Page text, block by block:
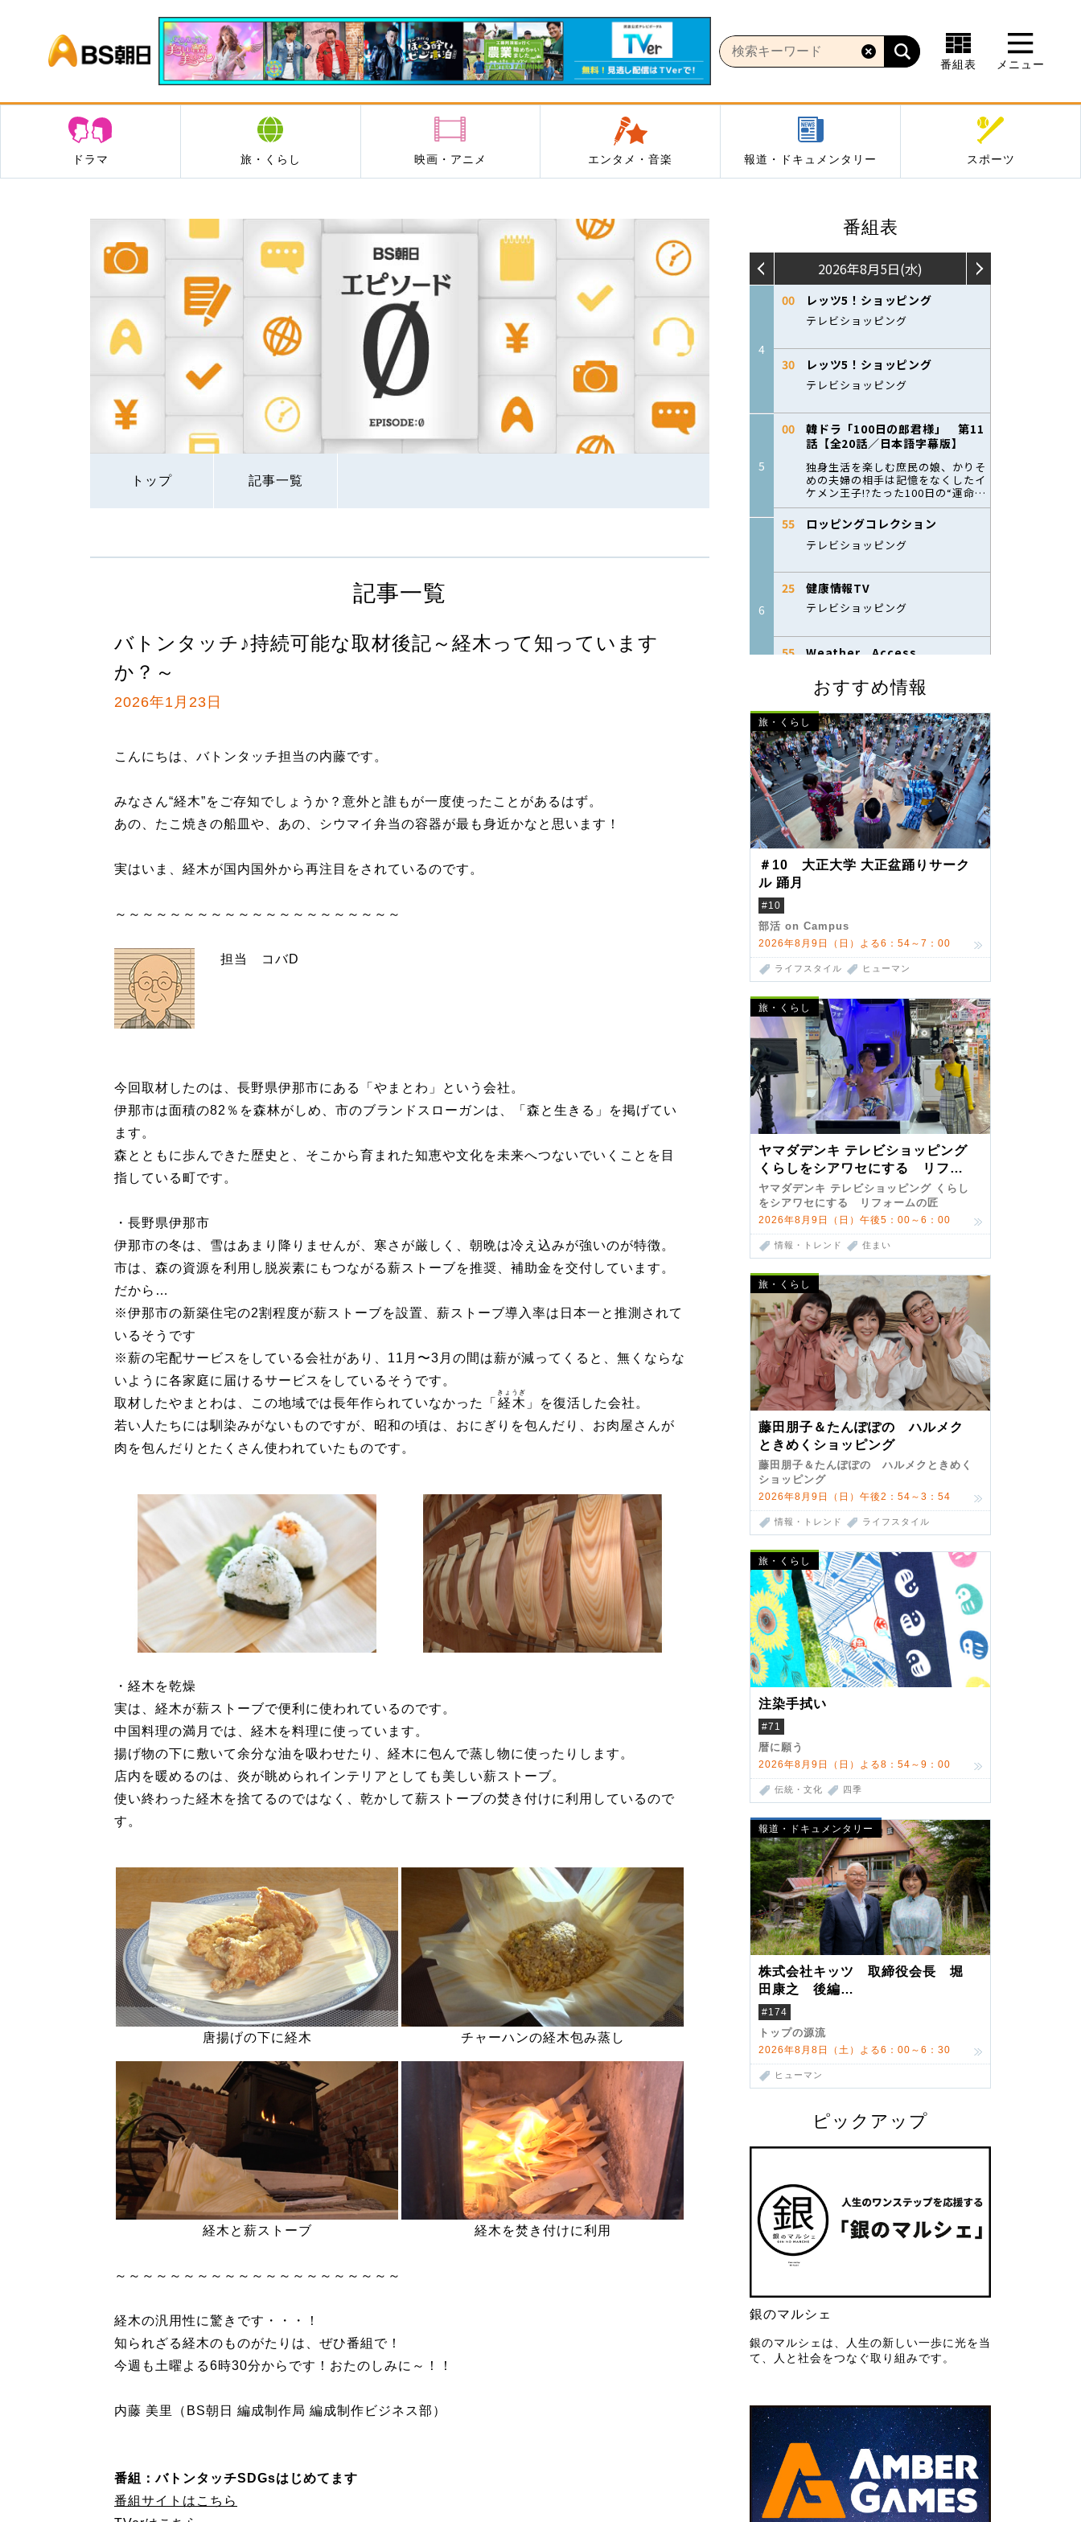
BS朝日
番組表 メニュー
ドラマ 旅・くらし 映画・アニメ エンタメ・音楽 報道・ドキュメンタリー スポーツ
トップ 記事一覧
番組表
おすすめ情報
旅・くらし
＃10 大正大学 大正盆踊りサーク
ル 踊月
#10
部活 on Campus
2026年8月9日（日）よる6：54～7：00
ライフスタイル ヒューマン
旅・くらし
ヤマダデンキ テレビショッピング
くらしをシアワセにする リフォ
ームの匠 第7弾
ヤマダデンキ テレビショッピング くらし
をシアワセにする リフォームの匠
2026年8月9日（日）午後5：00～6：00
情報・トレンド 住まい
旅・くらし
藤田朋子＆たんぽぽの ハルメク
ときめくショッピング
藤田朋子＆たんぽぽの ハルメクときめく
ショッピング
2026年8月9日（日）午後2：54～3：54
情報・トレンド ライフスタイル
旅・くらし
注染手拭い
#71
暦に願う
2026年8月9日（日）よる8：54～9：00
伝統・文化 四季
報道・ドキュメンタリー
株式会社キッツ 取締役会長 堀
田康之 後編
米国駐在でも浮かんだ八ヶ岳 山
小屋を営んだ父母
#174
トップの源流
2026年8月8日（土）よる6：00～6：30
ヒューマン
ピックアップ
銀のマルシェ
銀のマルシェは、人生の新しい一歩に光を当
て、人と社会をつなぐ取り組みです。
記事一覧
バトンタッチ♪持続可能な取材後記～経木って知っています
か？～
2026年1月23日
こんにちは、バトンタッチ担当の内藤です。
みなさん“経木”をご存知でしょうか？意外と誰もが一度使ったことがあるはず。
あの、たこ焼きの船皿や、あの、シウマイ弁当の容器が最も身近かなと思います！
実はいま、経木が国内国外から再注目をされているのです。
～～～～～～～～～～～～～～～～～～～～～
担当 コバD
今回取材したのは、長野県伊那市にある「やまとわ」という会社。
伊那市は面積の82％を森林がしめ、市のブランドスローガンは、「森と生きる」を掲げてい
ます。
森とともに歩んできた歴史と、そこから育まれた知恵や文化を未来へつないでいくことを目
指している町です。
・長野県伊那市
伊那市の冬は、雪はあまり降りませんが、寒さが厳しく、朝晩は冷え込みが強いのが特徴。
市は、森の資源を利用し脱炭素にもつながる薪ストーブを推奨、補助金を交付しています。
だから…
※伊那市の新築住宅の2割程度が薪ストーブを設置、薪ストーブ導入率は日本一と推測されて
いるそうです
※薪の宅配サービスをしている会社があり、11月〜3月の間は薪が減ってくると、無くならな
いように各家庭に届けるサービスをしているそうです。
取材したやまとわは、この地域では長年作られていなかった「 経木
きょうぎ
」を復活した会社。
若い人たちには馴染みがないものですが、昭和の頃は、おにぎりを包んだり、お肉屋さんが
肉を包んだりとたくさん使われていたものです。
・経木を乾燥
実は、経木が薪ストーブで便利に使われているのです。
中国料理の満月では、経木を料理に使っています。
揚げ物の下に敷いて余分な油を吸わせたり、経木に包んで蒸し物に使ったりします。
店内を暖めるのは、炎が眺められインテリアとしても美しい薪ストーブ。
使い終わった経木を捨てるのではなく、乾かして薪ストーブの焚き付けに利用しているので
す。
唐揚げの下に経木 チャーハンの経木包み蒸し
経木と薪ストーブ 経木を焚き付けに利用
～～～～～～～～～～～～～～～～～～～～～
経木の汎用性に驚きです・・・！
知られざる経木のものがたりは、ぜひ番組で！
今週も土曜よる6時30分からです！おたのしみに～！！
内藤 美里（BS朝日 編成制作局 編成制作ビジネス部）
番組：バトンタッチSDGsはじめてます
番組サイトはこちら